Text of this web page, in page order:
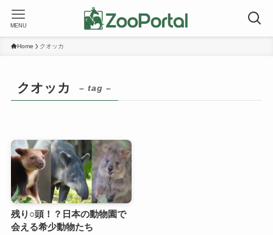
MENU
Home クオッカ
クオッカ – tag –
残り○頭！？日本の動物園で
会える希少動物たち